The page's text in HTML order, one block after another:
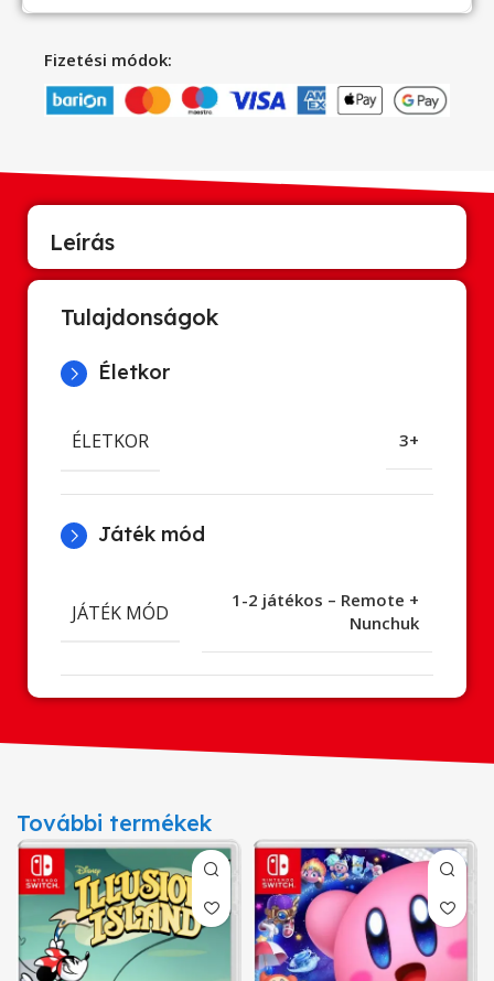
Fizetési módok:
Leírás
Tulajdonságok
Életkor
ÉLETKOR 3+
Játék mód
JÁTÉK MÓD
1-2 játékos – Remote +
Nunchuk
További termékek